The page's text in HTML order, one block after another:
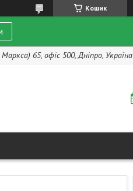
Кошик
65, офіс 500, Дніпро, Україна